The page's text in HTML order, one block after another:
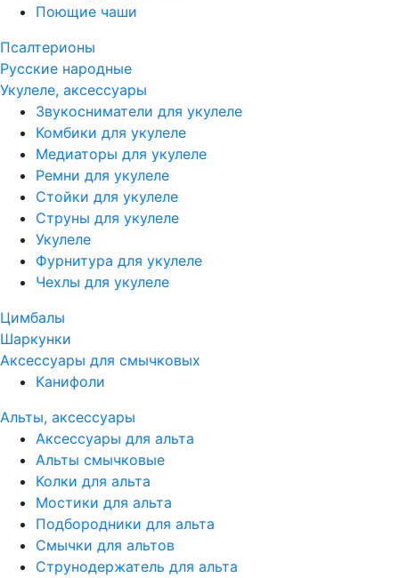
Поющие чаши
Псалтерионы
Русские народные
Укулеле, аксессуары
Звукосниматели для укулеле
Комбики для укулеле
Медиаторы для укулеле
Ремни для укулеле
Стойки для укулеле
Струны для укулеле
Укулеле
Фурнитура для укулеле
Чехлы для укулеле
Цимбалы
Шаркунки
Аксессуары для смычковых
Канифоли
Альты, аксессуары
Аксессуары для альта
Альты смычковые
Колки для альта
Мостики для альта
Подбородники для альта
Смычки для альтов
Струнодержатель для альта